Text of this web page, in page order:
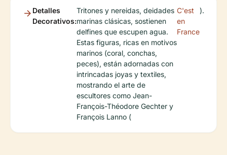
Detalles
Decorativos:
Tritones y nereidas, deidades
marinas clásicas, sostienen
delfines que escupen agua.
Estas figuras, ricas en motivos
marinos (coral, conchas,
peces), están adornadas con
intrincadas joyas y textiles,
mostrando el arte de
escultores como Jean-
François-Théodore Gechter y
François Lanno (
C'est
en
France
).